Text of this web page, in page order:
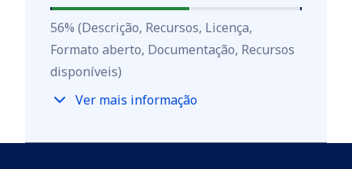
56%
56% (Descrição, Recursos, Licença,
Formato aberto, Documentação, Recursos
disponíveis)
Ver mais informação